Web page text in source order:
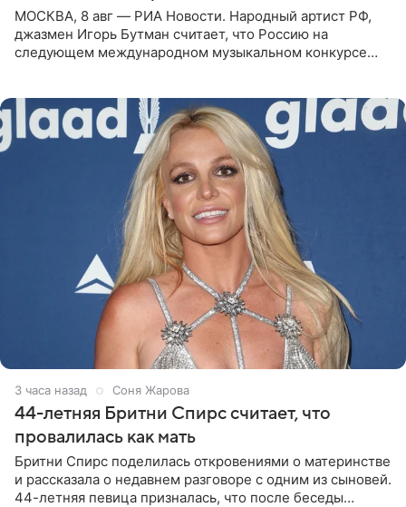
МОСКВА, 8 авг — РИА Новости. Народный артист РФ,
джазмен Игорь Бутман считает, что Россию на
следующем международном музыкальном конкурсе
3 часа назад Соня Жарова
44-летняя Бритни Спирс считает, что
провалилась как мать
Бритни Спирс поделилась откровениями о материнстве
и рассказала о недавнем разговоре с одним из сыновей.
44-летняя певица призналась, что после беседы